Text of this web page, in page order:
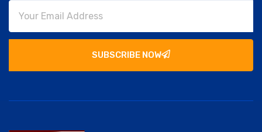
SUBSCRIBE NOW